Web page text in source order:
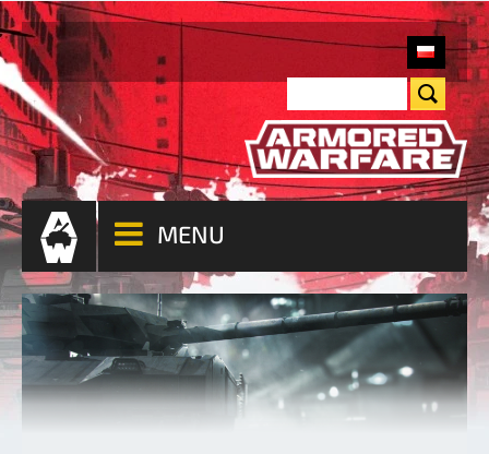
MENU